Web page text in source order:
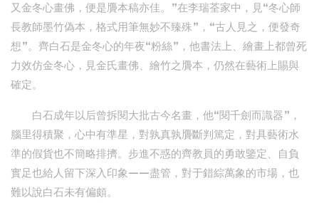
又金冬心畫佛，便是贗本稿亦佳。”在李瑞荃家中，見“冬心師
長教師墨竹偽本，格式用筆無妙不臻殊”，“古人見之，便發奇
想”。齊白石是金冬心的年夜“粉絲”，他書法上、繪畫上都曾死
力效仿金冬心，見金氏畫佛、繪竹之贗本，仍然在藝術上賜與
確定。
白石成年以后曾拆閱大批古今名畫，他“閱千劍而識器”，
腦里得積聚，心中有準星，對孰真孰贗斷判篤定，對具藝術水
準的假貨也不簡略排擠。步進不惑的齊教員的勇敢鑒定、自負
實足也給人留下深入印象——盡管，對于錯綜萬象的市場，也
難以說白石未有偏頗。